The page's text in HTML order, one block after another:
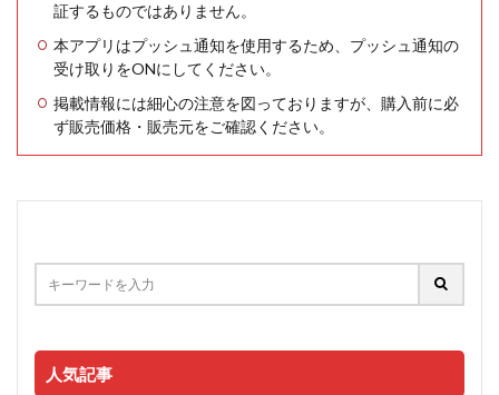
証するものではありません。
本アプリはプッシュ通知を使用するため、プッシュ通知の
受け取りをONにしてください。
掲載情報には細心の注意を図っておりますが、購入前に必
ず販売価格・販売元をご確認ください。
人気記事